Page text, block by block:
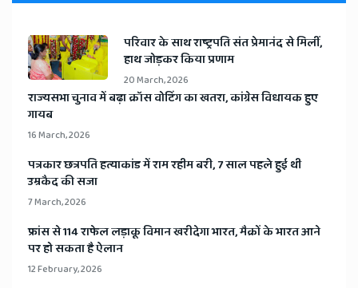
​परिवार के साथ राष्ट्रपति संत प्रेमानंद से मिलीं,
हाथ जोड़कर किया प्रणाम
20 March, 2026
​राज्यसभा चुनाव में बढ़ा क्रॉस वोटिंग का खतरा, कांग्रेस विधायक हुए
गायब
16 March, 2026
​पत्रकार छत्रपति हत्याकांड में राम रहीम बरी, 7 साल पहले हुई थी
उम्रकैद की सजा
7 March, 2026
​फ्रांस से 114 राफेल लड़ाकू विमान खरीदेगा भारत, मैक्रों के भारत आने
पर हो सकता है ऐलान
12 February, 2026